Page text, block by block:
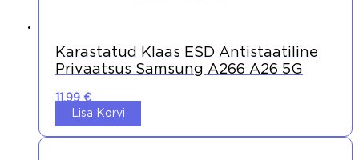
Karastatud Klaas ESD Antistaatiline
Privaatsus Samsung A266 A26 5G
11,99 €
Lisa Korvi